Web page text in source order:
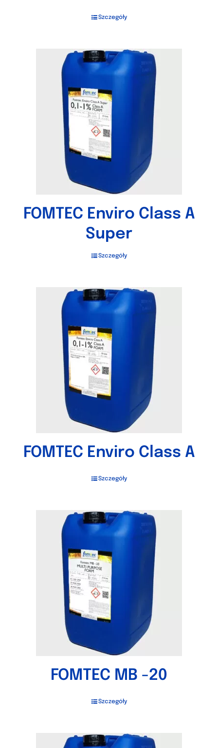
Szczegóły
FOMTEC Enviro Class A
Super
Szczegóły
FOMTEC Enviro Class A
Szczegóły
FOMTEC MB -20
Szczegóły